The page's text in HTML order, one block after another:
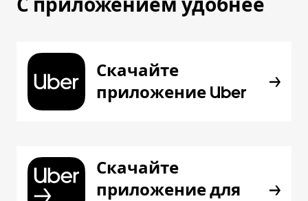
С приложением удобнее
Скачайте
приложение Uber
Скачайте
приложение для